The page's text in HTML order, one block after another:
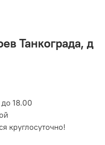
Танкограда, д
18.00
круглосуточно!